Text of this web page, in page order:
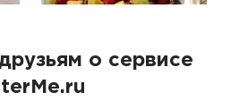
о сервисе